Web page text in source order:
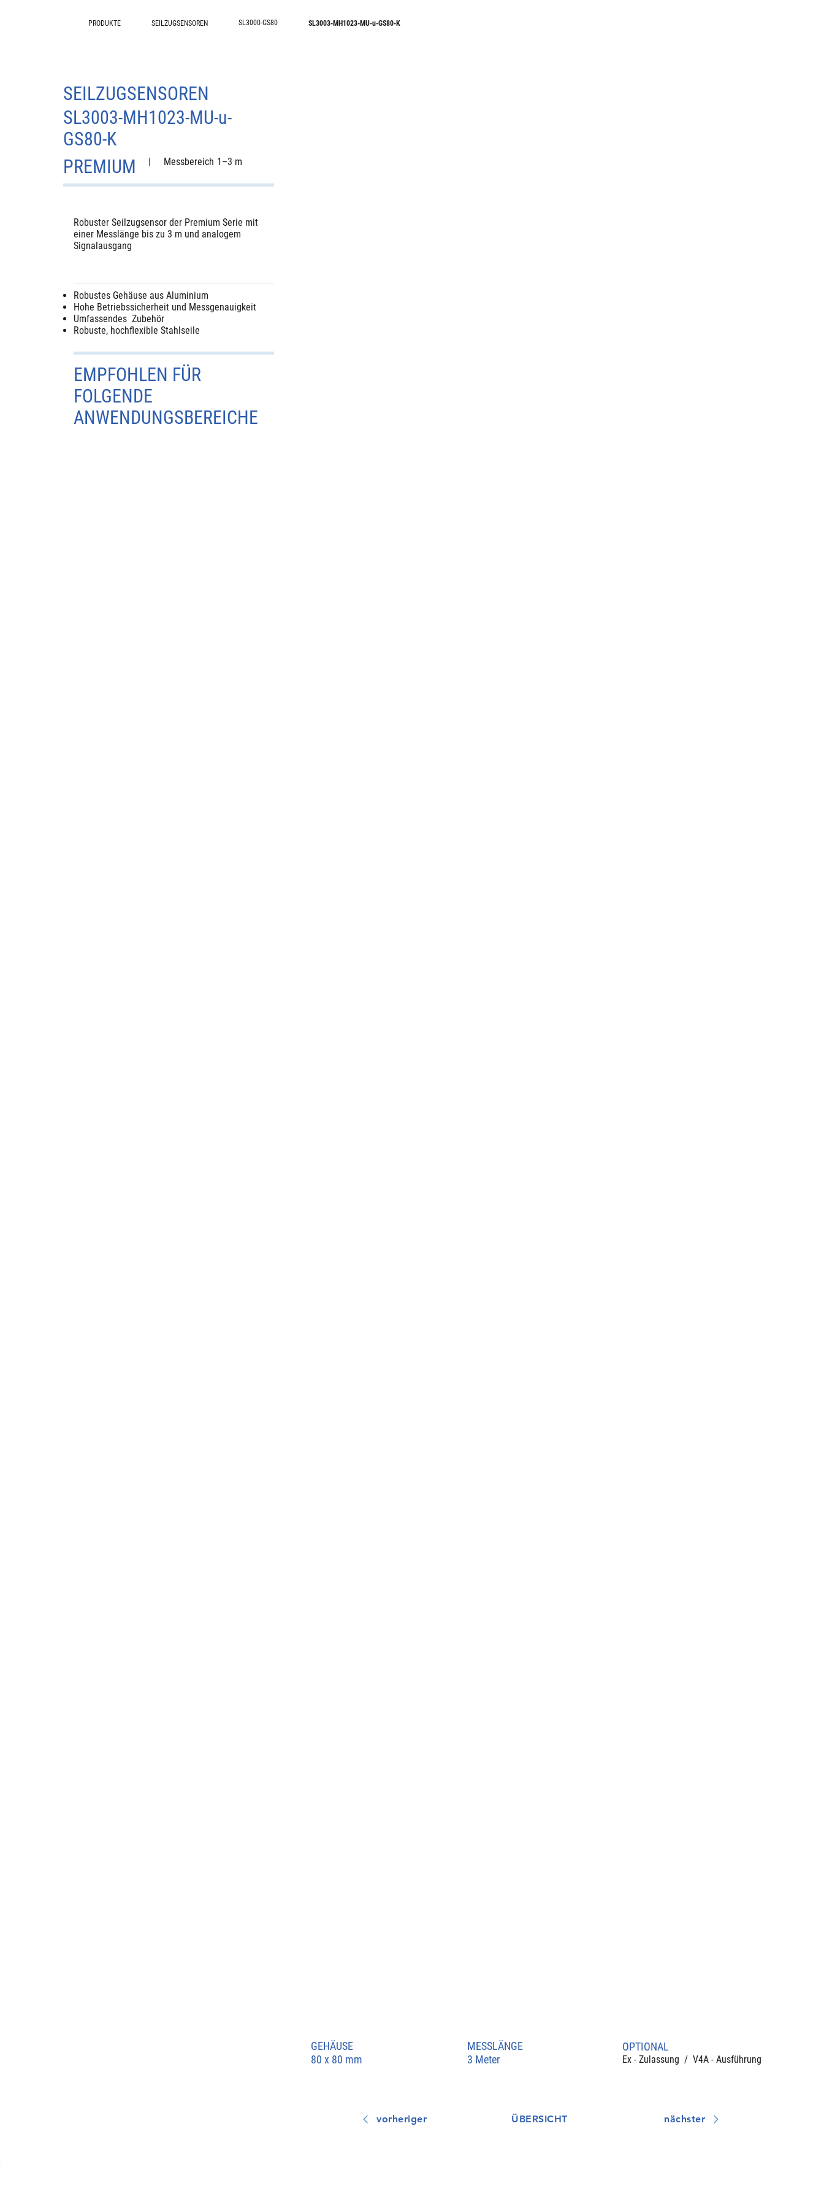
SEILZUGSENSOREN SL3000-GS80
PRODUKTE SL3003-MH1023-MU-u-GS80-K
MESSLÄNGE
3 Meter
GEHÄUSE
80 x 80 mm
OPTIONAL
Ex - Zulassung / V4A - Ausführung
ÜBERSICHT
vorheriger nächster
SEILZUGSENSOREN
SL3003-MH1023-MU-u-
GS80-K
Robuster Seilzugsensor der Premium Serie mit
einer Messlänge bis zu 3 m und analogem
Signalausgang
Robustes Gehäuse aus Aluminium
Hohe Betriebssicherheit und Messgenauigkeit
Umfassendes Zubehör
Robuste, hochflexible Stahlseile
EMPFOHLEN FÜR
FOLGENDE
ANWENDUNGSBEREICHE
PREMIUM 1–3 m
Messbereich